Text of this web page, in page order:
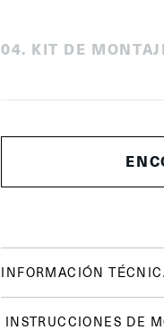
04. KIT DE
INFORMACIÓN
INSTRUCCIONES DE